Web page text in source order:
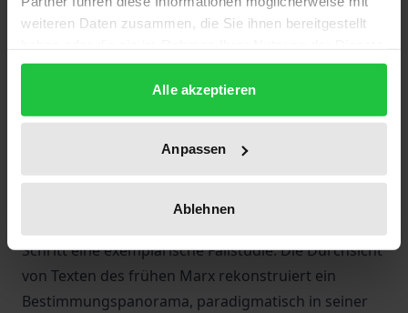
weiteren Daten zusammen, die Sie ihnen bereitgestellt
gesammelt haben.
Alle akzeptieren
Anpassen
Ablehnen
Problemlage bietet die Kulisse für die weitere
deren Analyse vergegenwärtigt spezifische
Bestimmungs- und Orientierungsmöglichkeiten. In
ihren Grundbegriffen führen die
Bestimmungsmodelle zurück auf eine genuin
philosophische Bedeutungsgenese humanen
Schritt eine exemplarische Fallstudie. Die Durchsicht
von Texten des frühen Marx rekonstruiert ein
Bestimmungspanorama, paradigmatisch in seiner